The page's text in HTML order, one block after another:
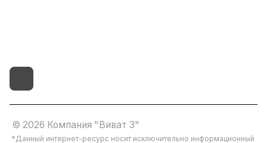
© 2026 Компания "Виват 3"
*Данный интернет-ресурс носит исключительно информационный